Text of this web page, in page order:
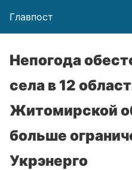
Главпост
Непогода
села в 12
Житомирской
больше
Укрэнерго